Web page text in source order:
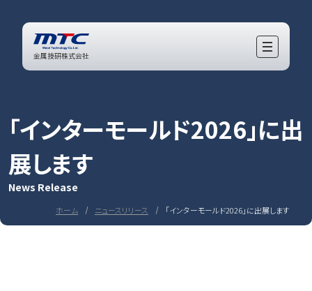
「インターモールド2026」に出
展します
News Release
ホーム ニュースリリース 「インターモールド2026」に出展します
金属技研株式会社